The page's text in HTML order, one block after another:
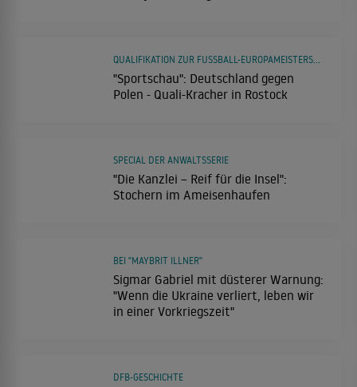
"Sportschau": Deutschland gegen
Polen - Quali-Kracher in Rostock
QUALIFIKATION ZUR FUSSBALL-EUROPAMEISTERSCHAFT DER FRAUEN
"Die Kanzlei – Reif für die Insel":
Stochern im Ameisenhaufen
SPECIAL DER ANWALTSSERIE
Sigmar Gabriel mit düsterer Warnung:
"Wenn die Ukraine verliert, leben wir
in einer Vorkriegszeit"
BEI "MAYBRIT ILLNER"
DFB-GESCHICHTE